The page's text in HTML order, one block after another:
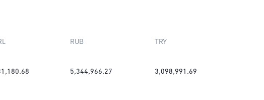
RUB TRY
5,344,966.27 3,098,991.69